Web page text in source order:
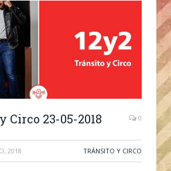
Circo 23-05-2018 0
2018 TRÁNSITO Y CIRCO